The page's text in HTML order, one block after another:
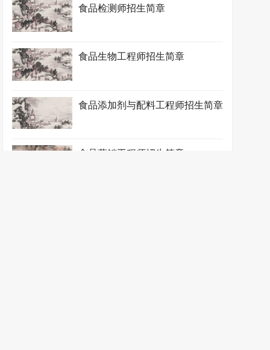
食品检测师招生简章
食品生物工程师招生简章
食品添加剂与配料工程师招生简章
食品营销工程师招生简章